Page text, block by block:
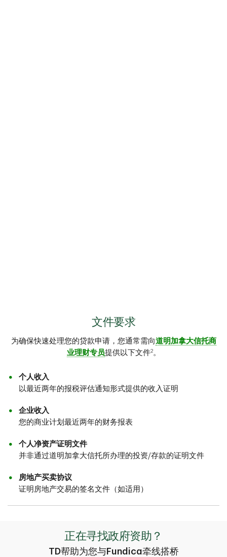
文件要求
为确保快速处理您的贷款申请，您通常需向道明加拿大信托商
业理财专员提供以下文件2。
个人收入
以最近两年的报税评估通知形式提供的收入证明
企业收入
您的商业计划最近两年的财务报表
个人净资产证明文件
并非通过道明加拿大信托所办理的投资/存款的证明文件
房地产买卖协议
证明房地产交易的签名文件（如适用）
正在寻找政府资助？
TD帮助为您与Fundica牵线搭桥